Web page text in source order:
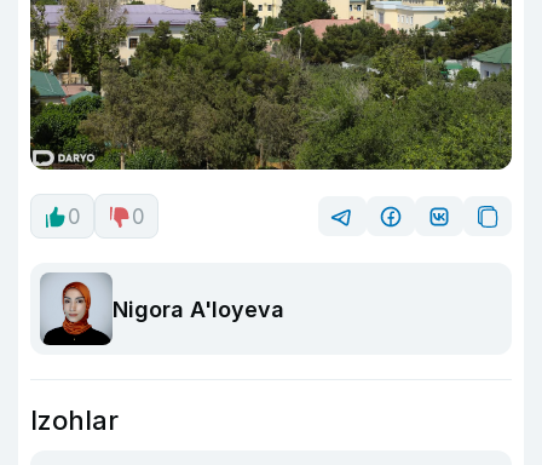
0 0
Nigora A'loyeva
Izohlar